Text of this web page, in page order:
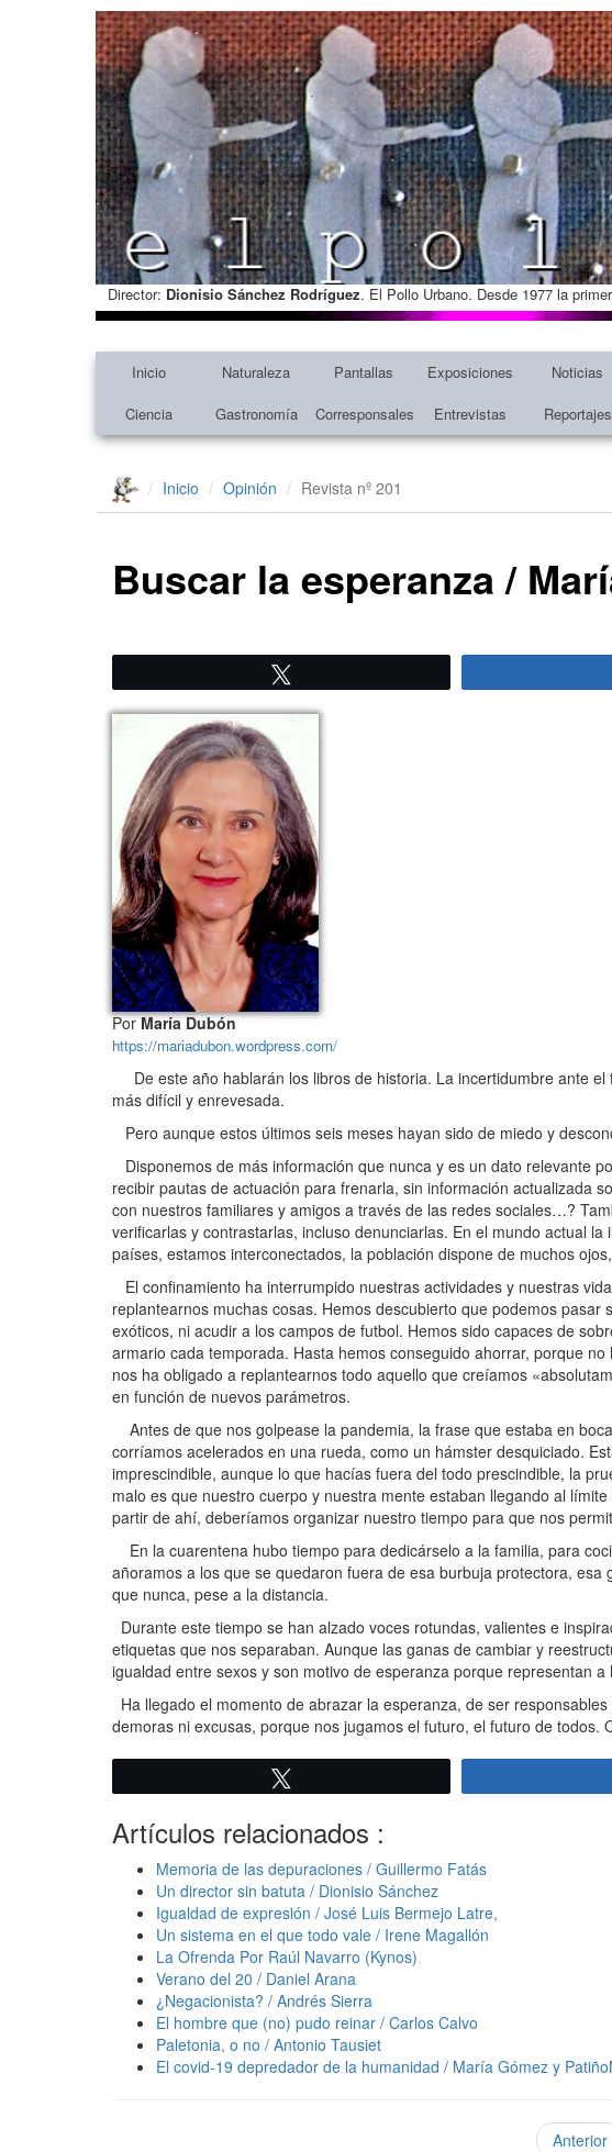
Director: Dionisio Sánchez Rodríguez. El Pollo Urbano. Desde 1977 la
Inicio Naturaleza Pantallas Exposiciones Noticias
Ciencia
Gastronomía Corresponsales Entrevistas Reportajes
Inicio Opinión Revista nº 201
Buscar la esperanza /
PorMaría Dubón
https://mariadubon.wordpress.com/
De este año hablarán los libros de historia. La incertidumbre ante
más difícil y enrevesada.
Pero aunque estos últimos seis meses hayan sido de miedo y
Disponemos de más información que nunca y es un dato relevante
recibir pautas de actuación para frenarla, sin información actualizada
con nuestros familiares y amigos a través de las redes sociales…?
verificarlas y contrastarlas, incluso denunciarlas. En el mundo actual
países, estamos interconectados, la población dispone de muchos
El confinamiento ha interrumpido nuestras actividades y nuestras
replantearnos muchas cosas. Hemos descubierto que podemos
exóticos, ni acudir a los campos de futbol. Hemos sido capaces de
armario cada temporada. Hasta hemos conseguido ahorrar, porque
nos ha obligado a replantearnos todo aquello que creíamos
en función de nuevos parámetros.
Antes de que nos golpease la pandemia, la frase que estaba en
corríamos acelerados en una rueda, como un hámster desquiciado.
imprescindible, aunque lo que hacías fuera del todo prescindible, la
malo es que nuestro cuerpo y nuestra mente estaban llegando al
partir de ahí, deberíamos organizar nuestro tiempo para que nos
En la cuarentena hubo tiempo para dedicárselo a la familia, para
añoramos a los que se quedaron fuera de esa burbuja protectora,
que nunca, pese a la distancia.
Durante este tiempo se han alzado voces rotundas, valientes e
etiquetas que nos separaban. Aunque las ganas de cambiar y
igualdad entre sexos y son motivo de esperanza porque representan a
Ha llegado el momento de abrazar la esperanza, de ser
demoras ni excusas, porque nos jugamos el futuro, el futuro de todos.
Artículos relacionados :
Memoria de las depuraciones / Guillermo Fatás
Un director sin batuta / Dionisio Sánchez
Igualdad de expresión / José Luis Bermejo Latre,
Un sistema en el que todo vale / Irene Magallón
La Ofrenda Por Raúl Navarro (Kynos)
Verano del 20 / Daniel Arana
¿Negacionista? / Andrés Sierra
El hombre que (no) pudo reinar / Carlos Calvo
Paletonia, o no / Antonio Tausiet
El covid-19 depredador de la humanidad / María Gómez y
Anterior